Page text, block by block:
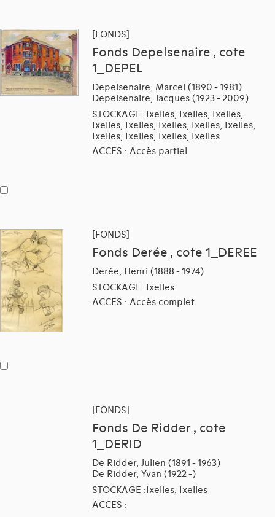
[FONDS]
Fonds Depelsenaire , cote
1_DEPEL
Depelsenaire, Marcel (1890 - 1981)
Depelsenaire, Jacques (1923 - 2009)
STOCKAGE :Ixelles, Ixelles, Ixelles,
Ixelles, Ixelles, Ixelles, Ixelles, Ixelles,
Ixelles, Ixelles, Ixelles, Ixelles
ACCES : Accès partiel
[FONDS]
Fonds Derée , cote 1_DEREE
Derée, Henri (1888 - 1974)
STOCKAGE :Ixelles
ACCES : Accès complet
[FONDS]
Fonds De Ridder , cote
1_DERID
De Ridder, Julien (1891 - 1963)
De Ridder, Yvan (1922 -)
STOCKAGE :Ixelles, Ixelles
ACCES :